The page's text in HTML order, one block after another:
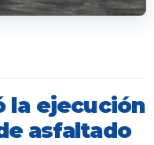
la ejecución
asfaltado